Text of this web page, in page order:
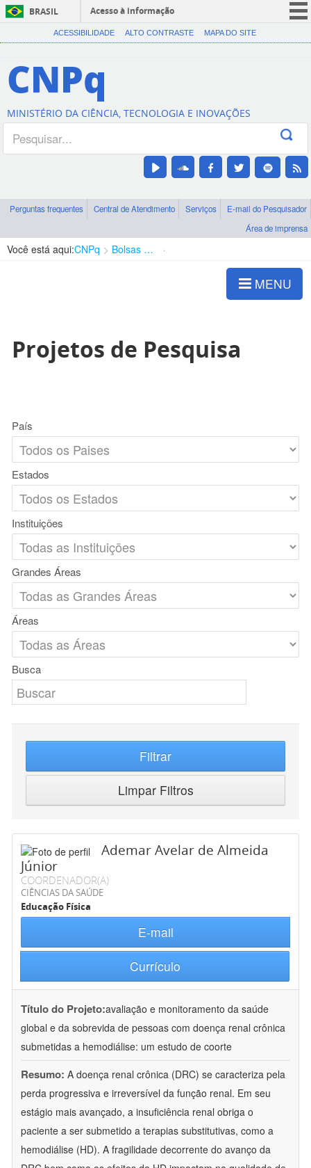
BRASIL
Acesso à informação
CORONAVÍRUS (COVID-19)
Canais
ACESSIBILIDADE ALTO CONTRASTE MAPA DO SITE
CNPq
MINISTÉRIO DA CIÊNCIA, TECNOLOGIA E INOVAÇÕES
Perguntas frequentes Central de Atendimento Serviços
E-mail do Pesquisador
Área de imprensa
Você está aqui:CNPq Bolsas e Auxílios Vigentes
MENU
Projetos de Pesquisa
País
Estados
Instituições
Grandes Áreas
Áreas
Busca
Filtrar
Limpar Filtros
Ademar Avelar de Almeida
Júnior
COORDENADOR(A)
CIÊNCIAS DA SAÚDE
Educação Física
E-mail
Currículo
Título do Projeto:avaliação e monitoramento da saúde
global e da sobrevida de pessoas com doença renal crônica
submetidas a hemodiálise: um estudo de coorte
Resumo: A doença renal crônica (DRC) se caracteriza pela
perda progressiva e irreversível da função renal. Em seu
estágio mais avançado, a insuficiência renal obriga o
paciente a ser submetido a terapias substitutivas, como a
hemodiálise (HD). A fragilidade decorrente do avanço da